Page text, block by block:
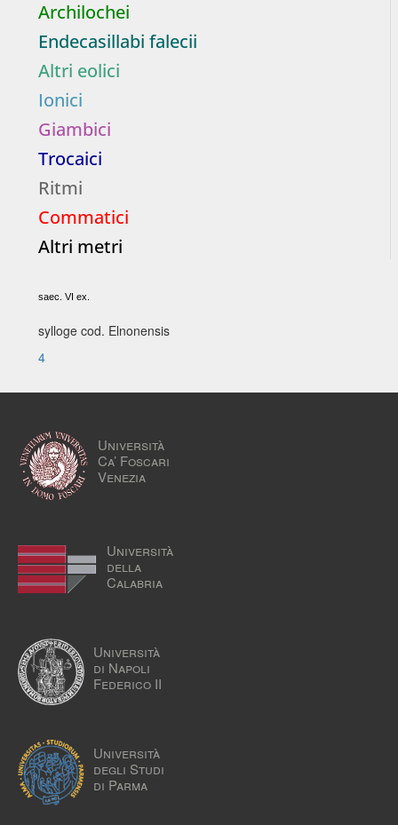
Archilochei
Endecasillabi falecii
Altri eolici
Ionici
Giambici
Trocaici
Ritmi
Commatici
Altri metri
saec. VI ex.
sylloge cod. Elnonensis
4
Università
Ca’ Foscari
Venezia
Università
della
Calabria
Università
di Napoli
Federico II
Università
degli Studi
di Parma